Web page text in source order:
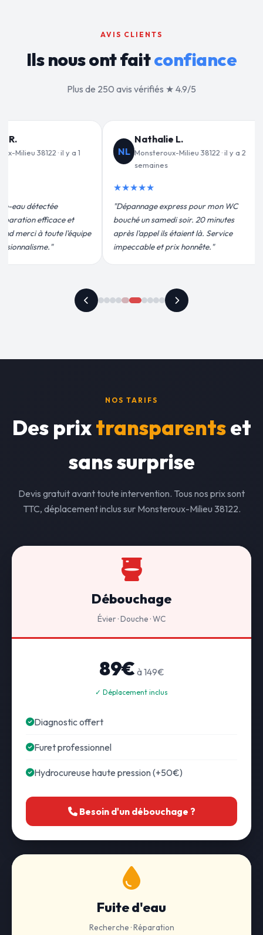
AVIS CLIENTS
Ils nous ont faitconfiance
Plus de 250 avis vérifiés ★ 4.9/5
JF Monsteroux-Milieu 38122 · il y a 3
"Remplacement de mon chauffe-eau en
moins de 2h. Équipe très pro, devis
conforme, chantier propre. Je
recommande vivement."
VD Monsteroux-Milieu
"Un grand merci à
pour leur intervention
efficace. Fuite réparée
plus qu'honnête !"
NOS TARIFS
Des prixtransparentset
sans surprise
Devis gratuit avant toute intervention. Tous nos prix sont
TTC, déplacement inclus sur Monsteroux-Milieu 38122.
Débouchage
Évier · Douche · WC
89€ à 149€
✓ Déplacement inclus
Diagnostic offert
Furet professionnel
Hydrocureuse haute pression (+50€)
Besoin d'un débouchage ?
Fuite d'eau
Recherche · Réparation